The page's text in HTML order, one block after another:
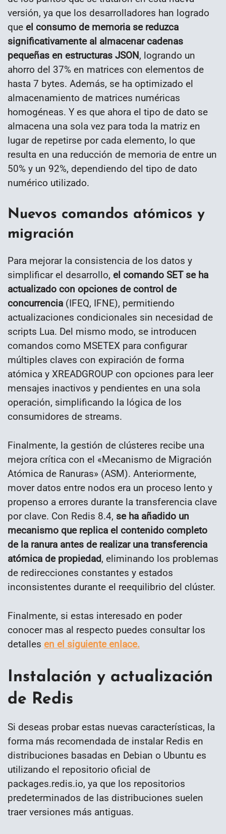
versión, ya que los desarrolladores han logrado
que el consumo de memoria se reduzca
significativamente al almacenar cadenas
pequeñas en estructuras JSON, logrando un
ahorro del 37% en matrices con elementos de
hasta 7 bytes. Además, se ha optimizado el
almacenamiento de matrices numéricas
homogéneas. Y es que ahora el tipo de dato se
almacena una sola vez para toda la matriz en
lugar de repetirse por cada elemento, lo que
resulta en una reducción de memoria de entre un
50% y un 92%, dependiendo del tipo de dato
numérico utilizado.
Nuevos comandos atómicos y
migración
Para mejorar la consistencia de los datos y
simplificar el desarrollo, el comando SET se ha
actualizado con opciones de control de
concurrencia (IFEQ, IFNE), permitiendo
actualizaciones condicionales sin necesidad de
scripts Lua. Del mismo modo, se introducen
comandos como MSETEX para configurar
múltiples claves con expiración de forma
atómica y XREADGROUP con opciones para leer
mensajes inactivos y pendientes en una sola
operación, simplificando la lógica de los
consumidores de streams.
Finalmente, la gestión de clústeres recibe una
mejora crítica con el «Mecanismo de Migración
Atómica de Ranuras» (ASM). Anteriormente,
mover datos entre nodos era un proceso lento y
propenso a errores durante la transferencia clave
por clave. Con Redis 8.4, se ha añadido un
mecanismo que replica el contenido completo
de la ranura antes de realizar una transferencia
atómica de propiedad, eliminando los problemas
de redirecciones constantes y estados
inconsistentes durante el reequilibrio del clúster.
Finalmente, si estas interesado en poder
conocer mas al respecto puedes consultar los
detalles en el siguiente enlace.
Instalación y actualización
de Redis
Si deseas probar estas nuevas características, la
forma más recomendada de instalar Redis en
distribuciones basadas en Debian o Ubuntu es
utilizando el repositorio oficial de
packages.redis.io, ya que los repositorios
predeterminados de las distribuciones suelen
traer versiones más antiguas.